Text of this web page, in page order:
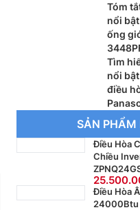
Tóm
nổi
ống
Tìm
nổi
điều
SẢN PHẨM
Điều Hòa
Chiều
Điều Hòa
24000Btu